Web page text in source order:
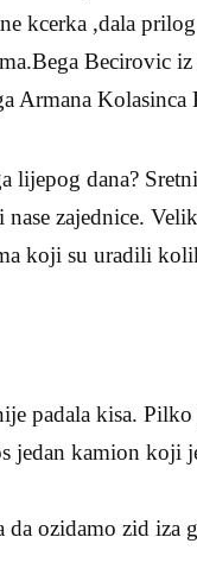
kcerka ,dala
Becirovic
Armana
lijepog dana?
nase zajednice.
koji su uradili
padala kisa.
jedan kamion koji
ozidamo zid iza